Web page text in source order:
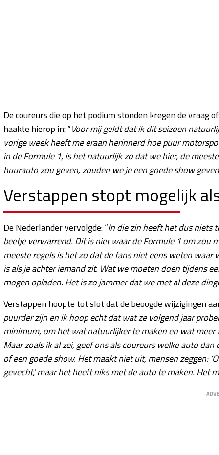
De coureurs die op het podium stonden kregen de vraag
haakte hierop in: “Voor mij geldt dat ik dit seizoen
vorige week heeft me eraan herinnerd hoe puur
in de Formule 1, is het natuurlijk zo dat we hier, de
huurauto zou geven, zouden we je een goede show
Verstappen stopt mogelijk
De Nederlander vervolgde: “In die zin heeft het dus niets
beetje verwarrend. Dit is niet waar de Formule 1 om zou
meeste regels is het zo dat de fans niet eens weten
is als je achter iemand zit. Wat we moeten doen tijdens
mogen opladen. Het is zo jammer dat we met al deze
Verstappen hoopte tot slot dat de beoogde wijzigingen
puurder zijn en ik hoop echt dat wat ze volgend jaar
minimum, om het wat natuurlijker te maken en wat
Maar zoals ik al zei, geef ons als coureurs welke auto
of een goede show. Het maakt niet uit, mensen zeggen:
gevecht,’ maar het heeft niks met de auto te maken. Het